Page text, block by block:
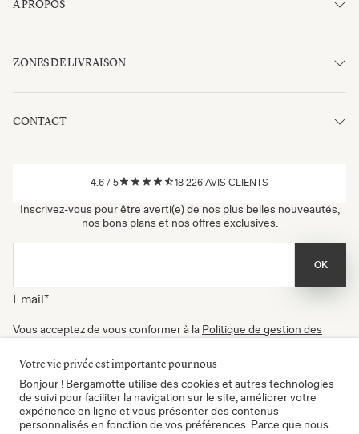
À PROPOS
ZONES DE LIVRAISON
CONTACT
4.6 / 5 18 226 AVIS CLIENTS
Inscrivez-vous pour être averti(e) de nos plus belles nouveautés,
nos bons plans et nos offres exclusives.
Email*
OK
Vous acceptez de vous conformer à la Politique de gestion des
newsletters. Vous pouvez vous désinscrire à tout moment.
Certifié B Corp
Votre vie privée est importante pour nous
Bonjour ! Bergamotte utilise des cookies et autres technologies
de suivi pour faciliter la navigation sur le site, améliorer votre
expérience en ligne et vous présenter des contenus
personnalisés en fonction de vos préférences. Parce que nous